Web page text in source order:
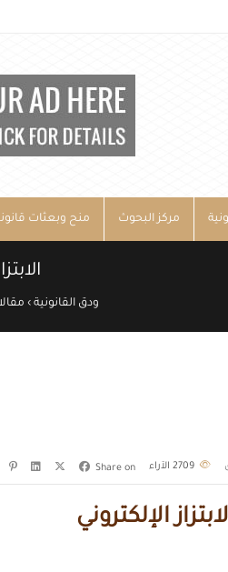
مركز البحوث منح وبعثات
ودق القانونية ›
الآراء Share on
الإلكتروني